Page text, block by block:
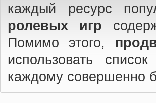
каждый ресурс
ролевых игр
Помимо этого,
использовать
каждому совершенно